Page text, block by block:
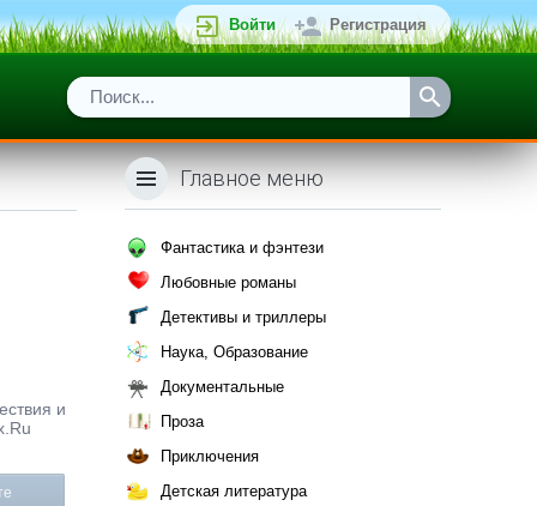
Войти Регистрация
и
Главное меню
Фантастика и фэнтези
Любовные романы
Детективы и триллеры
Наука, Образование
Документальные
Проза
Приключения
Детская литература